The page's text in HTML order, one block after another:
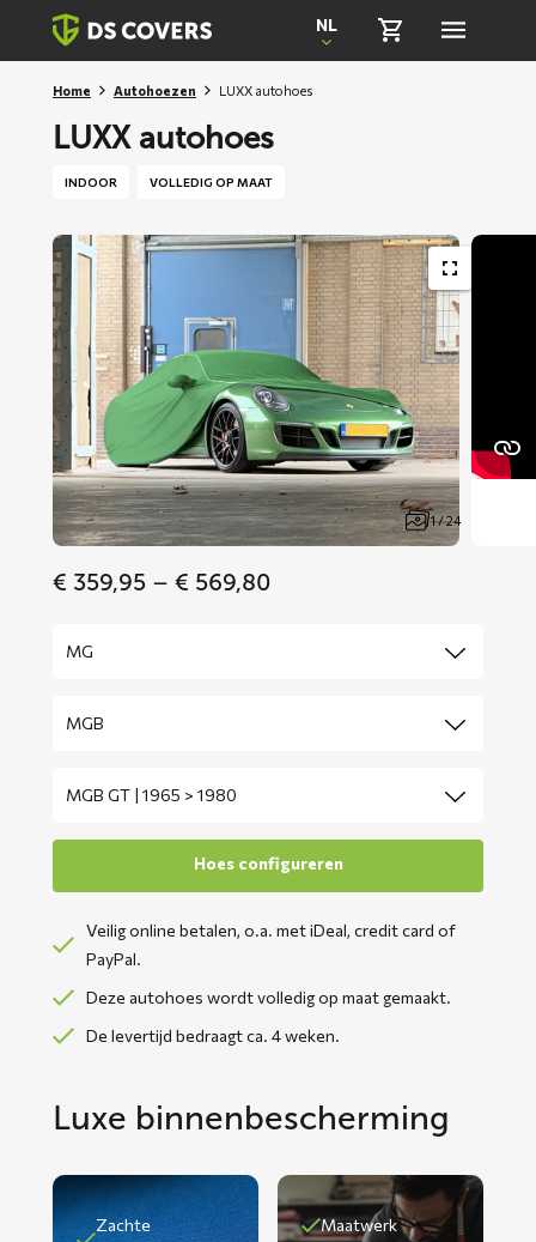
Skiplinks
NL
Home Autohoezen LUXX autohoes
LUXX autohoes
INDOOR VOLLEDIG OP MAAT
1 / 24
€ 359,95 – € 569,80
Veilig online betalen, o.a. met iDeal, credit card of
PayPal.
Deze autohoes wordt volledig op maat gemaakt.
De levertijd bedraagt ca. 4 weken.
Luxe binnenbescherming
Zachte
Maatwerk